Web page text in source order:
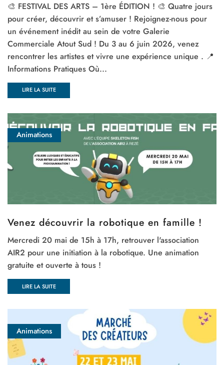
🎨 FESTIVAL DES ARTS – 1ère ÉDITION ! 🎨 Quatre jours
pour créer, découvrir et s’amuser ! Rejoignez-nous pour
un événement inédit au sein de votre Galerie
Commerciale Atout Sud ! Du 3 au 6 juin 2026, venez
rencontrer les artistes et vivre une expérience unique . 📍
Informations Pratiques Où...
LIRE LA SUITE
Animations
Venez découvrir la robotique en famille !
Mercredi 20 mai de 15h à 17h, retrouver l'association
AIR2 pour une initiation à la robotique. Une animation
gratuite et ouverte à tous !
LIRE LA SUITE
Animations